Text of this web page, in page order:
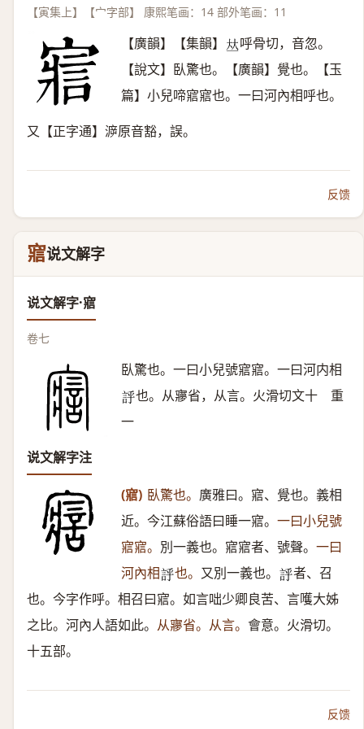
【寅集上】【宀字部】 康熙笔画：14 部外笔画：11
【廣韻】【集韻】 𠀤呼骨切，音忽。
【說文】臥驚也。【廣韻】覺也。【玉
篇】小兒啼寣寣也。一曰河內相呼也。
又【正字通】㴑原音豁，誤。
反馈
寣说文解字
说文解字·寣
卷七
臥驚也。一曰小兒號寣寣。一曰河内相
𧦝 也。从㝱省，从言。火滑切文十 重
一
说文解字注
(寣) 臥驚也。 廣雅曰。寣、覺也。義相
近。今江蘇俗語曰睡一寣。 一曰小兒號
寣寣。 別一義也。寣寣者、號聲。 一曰
河內相𧦝 也。 又別一義也。 𧦝 者、召
也。今字作呼。相召曰寣。如言咄少卿良苦、言嚄大姊
之比。河內人語如此。 从㝱省。从言。 會意。火滑切。
十五部。
反馈